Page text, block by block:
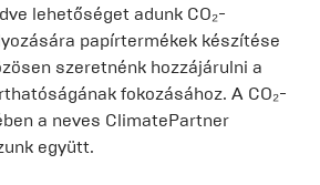
lehetőséget adunk CO₂-
papírtermékek készítése
szeretnénk hozzájárulni a
fokozásához. A CO₂-
a neves ClimatePartner
együtt.